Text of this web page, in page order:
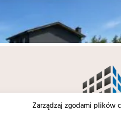
Zarządzaj zgodami plików